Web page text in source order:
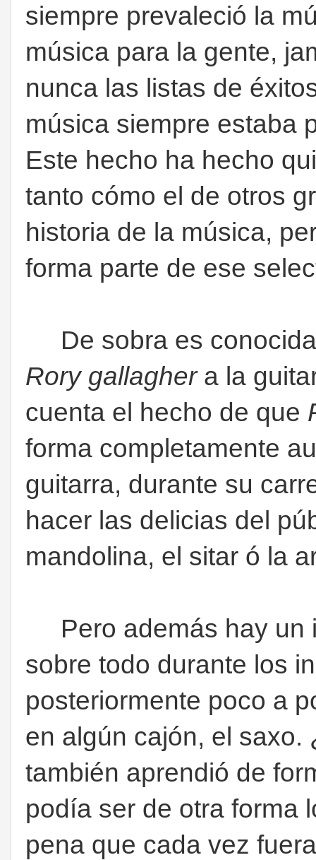
siempre prevaleció la
música para la gente,
nunca las listas de
música siempre estaba
Este hecho ha hecho
tanto cómo el de otros
historia de la música,
forma parte de ese
De sobra es
Rory gallaghera la
cuenta el hecho de que
forma completamente
guitarra, durante su
hacer las delicias del
mandolina, el sitar ó la
Pero además hay un
sobre todo durante los
posteriormente poco a
en algún cajón, el saxo.
también aprendió de
podía ser de otra forma
pena que cada vez